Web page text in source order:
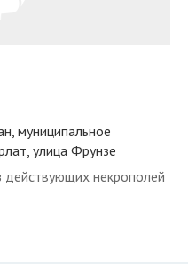
муниципальное
улица Фрунзе
некрополей